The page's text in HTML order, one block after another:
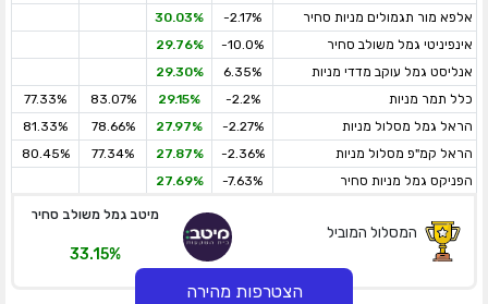
אלפא מור תגמולים מניות סחיר
-2.17%
30.03%
אינפיניטי גמל משולב סחיר
-10.0%
29.76%
אנליסט גמל עוקב מדדי מניות
6.35%
29.30%
כלל תמר מניות
-2.2%
29.15%
83.07%
77.33%
הראל גמל מסלול מניות
-2.27%
27.97%
78.66%
81.33%
הראל קמ"פ מסלול מניות
-2.36%
27.87%
77.34%
80.45%
הפניקס גמל מניות סחיר
-7.63%
27.69%
המסלול המוביל
מיטב גמל משולב סחיר
33.15%
הצטרפות מהירה